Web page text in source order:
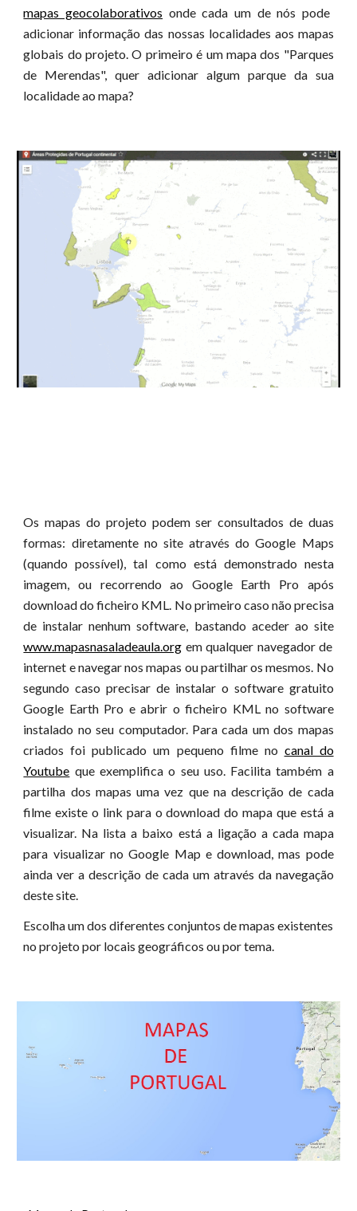
mapas geocolaborativos onde cada um de nós pode
adicionar informação das nossas localidades aos mapas
globais do projeto. O primeiro é um mapa dos "Parques
de Merendas", quer adicionar algum parque da sua
localidade ao mapa?
Os mapas do projeto podem ser consultados de duas
formas: diretamente no site através do Google Maps
(quando possível), tal como está demonstrado nesta
imagem, ou recorrendo ao Google Earth Pro após
download do ficheiro KML. No primeiro caso não precisa
de instalar nenhum software, bastando aceder ao site
www.mapasnasaladeaula.org em qualquer navegador de
internet e navegar nos mapas ou partilhar os mesmos. No
segundo caso precisar de instalar o software gratuito
Google Earth Pro e abrir o ficheiro KML no software
instalado no seu computador. Para cada um dos mapas
criados foi publicado um pequeno filme no canal do
Youtube que exemplifica o seu uso. Facilita também a
partilha dos mapas uma vez que na descrição de cada
filme existe o link para o download do mapa que está a
visualizar. Na lista a baixo está a ligação a cada mapa
para visualizar no Google Map e download, mas pode
ainda ver a descrição de cada um através da navegação
deste site.
Escolha um dos diferentes conjuntos de mapas existentes
no projeto por locais geográficos ou por tema.